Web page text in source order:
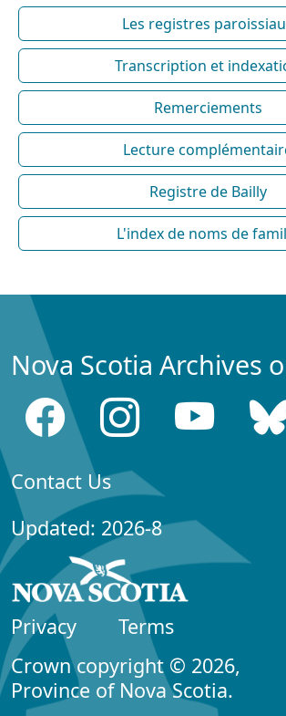
Les registres
Transcription et
Remerciements
Lecture
Registre de Bailly
L'index de noms de
Nova Scotia Archives
Contact Us
Updated: 2026-8
Privacy
Terms
Crown copyright © 2026,
Province of Nova Scotia.